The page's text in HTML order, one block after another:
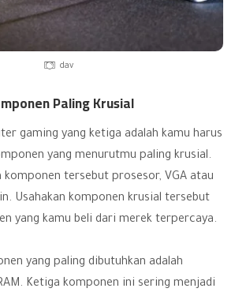
dav
Paling Krusial
gaming yang ketiga adalah kamu harus
yang menurutmu paling krusial.
komponen tersebut prosesor, VGA atau
Usahakan komponen krusial tersebut
yang kamu beli dari merek terpercaya.
yang paling dibutuhkan adalah
Ketiga komponen ini sering menjadi